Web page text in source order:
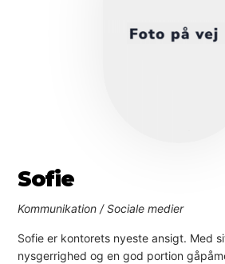
Sofie
Kommunikation / Sociale medier
Sofie er kontorets nyeste ansigt. Med
nysgerrighed og en god portion